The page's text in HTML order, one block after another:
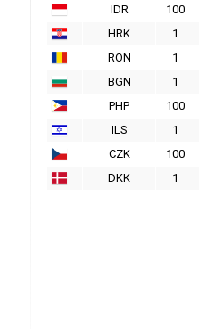
IDR
100
HRK
1
RON
1
BGN
1
PHP
100
ILS
1
CZK
100
DKK
1